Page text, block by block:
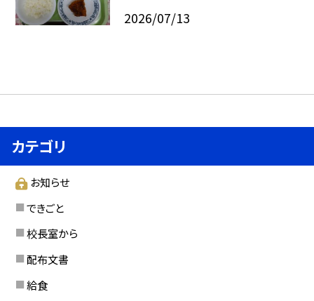
2026/07/13
カテゴリ
お知らせ
できごと
校長室から
配布文書
給食